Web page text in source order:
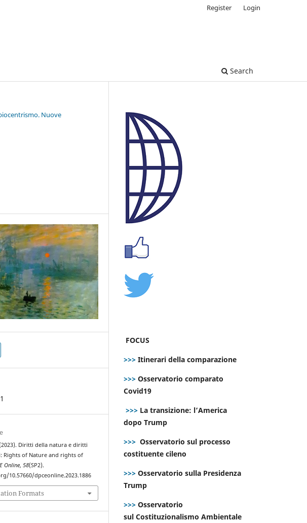
Search
Register Login
Nuove
Diritti della natura e diritti
Rights of Nature and rights of
Online,58(SP2).
10.57660/dpceonline.2023.1886
Formats
FOCUS
>>> Itinerari della comparazione
>>> Osservatorio comparato
Covid19
>>> La transizione: l’America
dopo Trump
>>> Osservatorio sul processo
costituente cileno
>>> Osservatorio sulla Presidenza
Trump
>>> Osservatorio
sul Costituzionalismo Ambientale